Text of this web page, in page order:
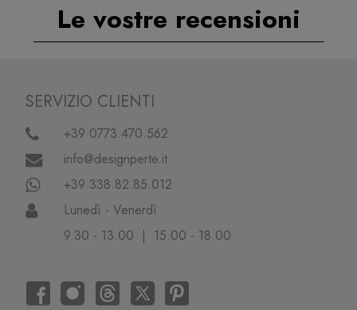
Le vostre recensioni
SERVIZIO CLIENTI
+39 0773.470.562
info@designperte.it
+39 338.82.85.012
Lunedì - Venerdì
9.30 - 13.00 | 15.00 - 18.00